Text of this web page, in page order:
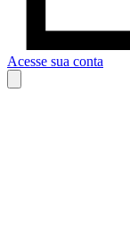
Acesse sua conta